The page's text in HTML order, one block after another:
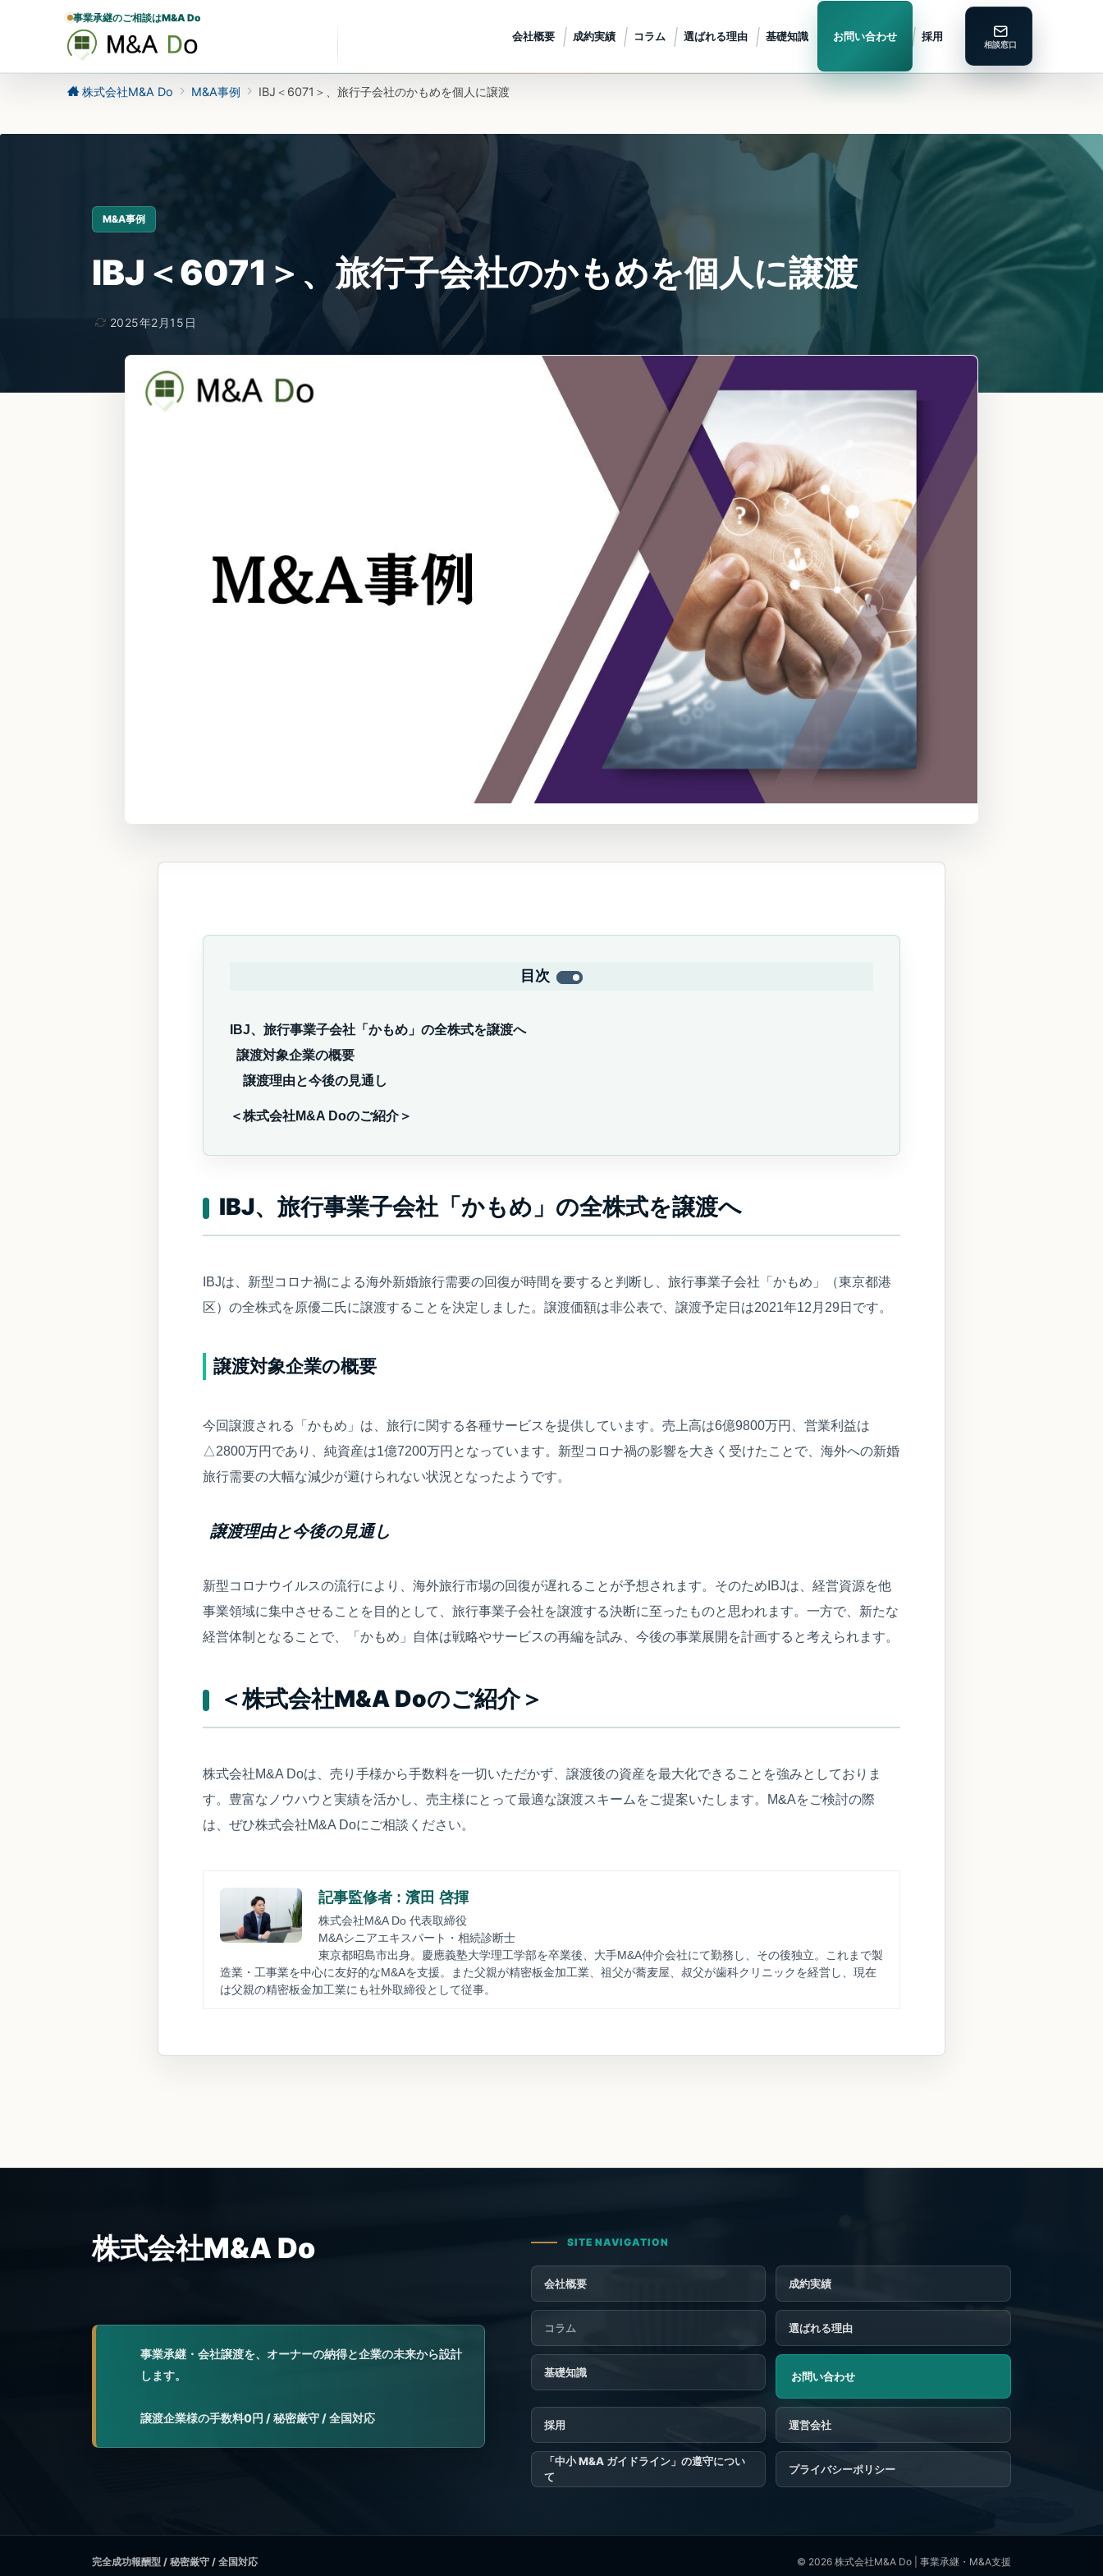
事業承継のご相談はM&A Do
会社概要 成約実績 コラム 選ばれる理由 基礎知識 お問い合わせ 採用
株式会社M&A Do M&A事例 IBJ＜6071＞、旅行子会社のかもめを個人に譲渡
M&A事例
IBJ＜6071＞、旅行子会社のかもめを個人に譲渡
2025年2月15日
目次
IBJ、旅行事業子会社「かもめ」の全株式を譲渡へ
譲渡対象企業の概要
譲渡理由と今後の見通し
＜株式会社M&A Doのご紹介＞
IBJ、旅行事業子会社「かもめ」の全株式を譲渡へ
IBJは、新型コロナ禍による海外新婚旅行需要の回復が時間を要すると判断し、旅行事業子会社「かもめ」（東京都港
区）の全株式を原優二氏に譲渡することを決定しました。譲渡価額は非公表で、譲渡予定日は2021年12月29日です。
譲渡対象企業の概要
今回譲渡される「かもめ」は、旅行に関する各種サービスを提供しています。売上高は6億9800万円、営業利益は
△2800万円であり、純資産は1億7200万円となっています。新型コロナ禍の影響を大きく受けたことで、海外への新婚
旅行需要の大幅な減少が避けられない状況となったようです。
譲渡理由と今後の見通し
新型コロナウイルスの流行により、海外旅行市場の回復が遅れることが予想されます。そのためIBJは、経営資源を他
事業領域に集中させることを目的として、旅行事業子会社を譲渡する決断に至ったものと思われます。一方で、新たな
経営体制となることで、「かもめ」自体は戦略やサービスの再編を試み、今後の事業展開を計画すると考えられます。
＜株式会社M&A Doのご紹介＞
株式会社M&A Doは、売り手様から手数料を一切いただかず、譲渡後の資産を最大化できることを強みとしておりま
す。豊富なノウハウと実績を活かし、売主様にとって最適な譲渡スキームをご提案いたします。M&Aをご検討の際
は、ぜひ株式会社M&A Doにご相談ください。
記事監修者 : 濱田 啓揮
株式会社M&A Do 代表取締役
M&Aシニアエキスパート・相続診断士
東京都昭島市出身。慶應義塾大学理工学部を卒業後、大手M&A仲介会社にて勤務し、その後独立。これまで製
造業・工事業を中心に友好的なM&Aを支援。また父親が精密板金加工業、祖父が蕎麦屋、叔父が歯科クリニックを経営し、現在
は父親の精密板金加工業にも社外取締役として従事。
会社概要 成約実績
コラム 選ばれる理由
基礎知識 お問い合わせ
採用
「中小 M&A ガイドライン」の遵守につい
て
プライバシーポリシー
© 2026 株式会社M&A Do | 事業承継・M&A支援